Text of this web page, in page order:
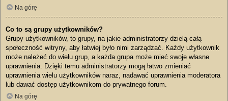
Na górę
Co to są grupy użytkowników?
Grupy użytkowników, to grupy, na jakie administratorzy dzielą całą
społeczność witryny, aby łatwiej było nimi zarządzać. Każdy użytkownik
może należeć do wielu grup, a każda grupa może mieć swoje własne
uprawnienia. Dzięki temu administratorzy mogą łatwo zmieniać
uprawnienia wielu użytkowników naraz, nadawać uprawnienia moderatora
lub dawać dostęp użytkownikom do prywatnego forum.
Na górę